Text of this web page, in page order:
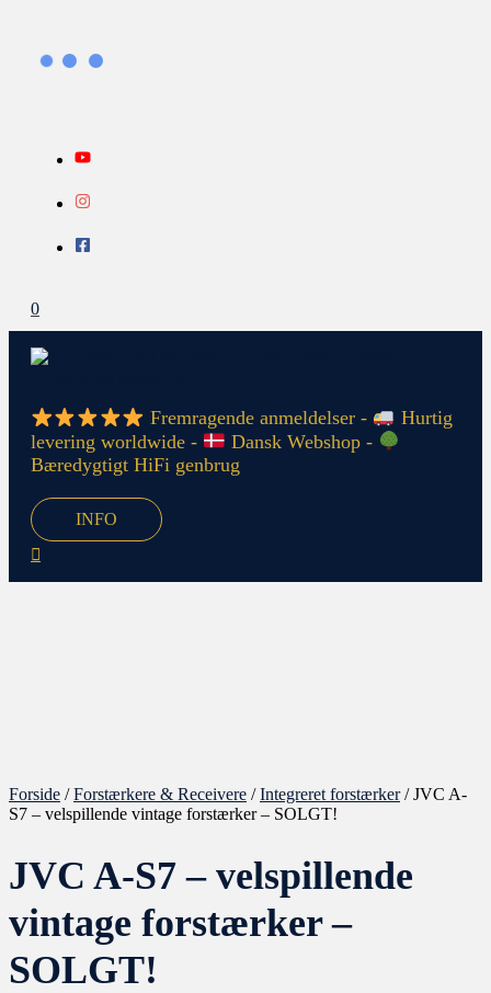
0
Fremragende anmeldelser -
Hurtig
levering worldwide -
Dansk Webshop -
Bæredygtigt HiFi genbrug
INFO
Forside /Forstærkere & Receivere /Integreret forstærker/ JVC A-
S7 – velspillende vintage forstærker – SOLGT!
JVC A-S7 – velspillende
vintage forstærker –
SOLGT!